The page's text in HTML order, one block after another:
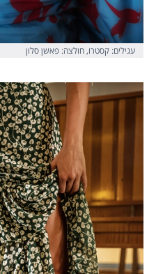
עגילים: קסטרו, חולצה: פאשן סלון